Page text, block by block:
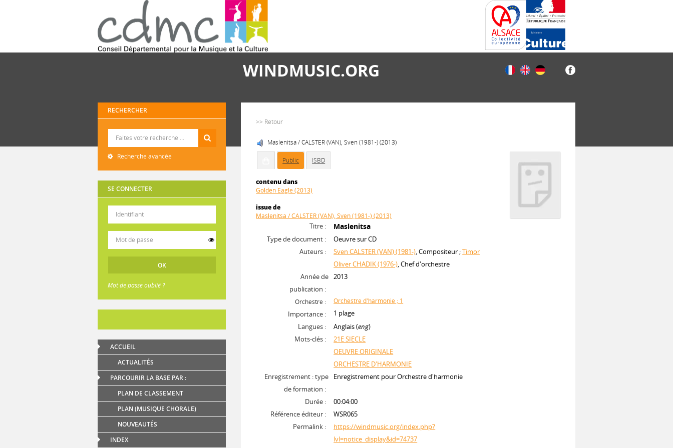
WINDMUSIC.ORG
RECHERCHER
Recherche avancée
SE CONNECTER
Mot de passe oublié ?
ACCUEIL
ACTUALITÉS
PARCOURIR LA BASE PAR :
PLAN DE CLASSEMENT
PLAN (MUSIQUE CHORALE)
NOUVEAUTÉS
INDEX
>> Retour
Maslenitsa / CALSTER (VAN), Sven (1981-) (2013)
Public ISBD
contenu dans
Golden Eagle (2013)
issue de
Maslenitsa / CALSTER (VAN), Sven (1981-) (2013)
Titre : Maslenitsa
Type de document :
Oeuvre sur CD
Auteurs :
Sven CALSTER (VAN) (1981-), Compositeur ;Timor
Oliver CHADIK (1976-), Chef d'orchestre
Année de
publication :
2013
Orchestre : Orchestre d'harmonie ; 1
Importance :
1 plage
Langues :
Anglais (eng)
Mots-clés :
21E SIECLE
OEUVRE ORIGINALE
ORCHESTRE D'HARMONIE
Enregistrement : type
de formation :
Enregistrement pour Orchestre d'harmonie
Durée :
00:04:00
Référence éditeur :
WSR065
Permalink :
https://windmusic.org/index.php?
lvl=notice_display&id=74737